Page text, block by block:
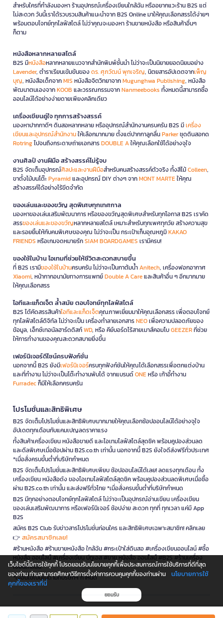
สำหรับใครที่กำลังมองหา ร้านอุปกรณ์เครื่องเขียนใกล้ฉัน หรืออยากแวะร้าน B2S แต่
ไม่สะดวก วันนี้เราได้รวบรวมสินค้าแนะนำจาก B2S Online มาให้คุณเลือกสรรได้ง่ายๆ
พร้อมตอบโจทย์ทุกไลฟ์สไตล์ ไม่ว่าคุณจะมองหา ร้านขายหนังสือ หรือสินค้าอื่นๆ
ก็ตาม
หนังสือหลากหลายสไตล์
B2S มีหนังสือหลากหลายแนวจากสำนักพิมพ์ชั้นนำ ไม่ว่าจะเป็นนิยายยอดนิยมอย่าง
Lavender, ตำราเรียนเข้มข้นของดร. ศุภวัฒน์ พุกเจริญ, นิตยสารอัปเดตจากเพ็ญ
บุญ, หนังสือเด็กจากMIS หนังสือจิตวิทยาจากMugunghwa Publishing, หนังสือ
พัฒนาตนเองจากKOOB และวรรณกรรมจากNanmeebooks ทั้งหมดนี้สามารถซื้อ
ออนไลน์ได้อย่างง่ายดายเพียงคลิกเดียว
เครื่องเขียนคู่ใจ ทุกการสร้างสรรค์
มองหาปากกาดีๆ ดินสอหลากหลาย หรืออุปกรณ์สำนักงานครบครัน B2S มีเครื่อง
เขียนและอุปกรณ์สำนักงานให้เลือกมากมาย ตั้งแต่ปากกาลูกลื่นParkerชุดดินสอกด
Rotringไปจนถึงกระดาษถ่ายเอกสารDOUBLE Aให้คุณเลือกใช้ได้อย่างจุใจ
งานศิลป์ งานฝีมือ สร้างสรรค์ไม่รู้จบ
B2S จัดเต็มอุปกรณ์ศิลปะและงานฝีมือสำหรับคนสร้างสรรค์ตัวจริง ทั้งสีไม้Colleen,
ขาตั้งไม้บนโต๊ะPyramidและอุปกรณ์ DIY ต่างๆ จากMONT MARTEให้คุณ
สร้างสรรค์ได้อย่างไร้ขีดจำกัด
ของเล่นและของขวัญ สุดพิเศษทุกเทศกาล
มองหาของเล่นเสริมพัฒนาการ หรือของขวัญสุดพิเศษสำหรับทุกโอกาส B2S เราคัด
สรรของเล่นและของขวัญหลากหลายสไตล์ เหมาะสำหรับทุกเพศทุกวัย สร้างความสุข
และรอยยิ้มให้กับคนพิเศษของคุณ ไม่ว่าจะเป็น กระเป๋าเก็บอุณหภูมิKAKAO
FRIENDS หรือเกมจดหมายรักSIAM BOARDGAMES เรามีครบ!
ของใช้ในบ้าน ไอเทมที่ช่วยให้ชีวิตสะดวกสบายขึ้น
ที่ B2S เรามีของใช้ในบ้านครบครัน ไม่ว่าจะเป็นกาต้มน้ำAnitech, เครื่องฟอกอากาศ
Xiaomi, หน้ากากอนามัยทางการแพทย์Double A Careและสินค้าอื่น ๆ อีกมากมาย
ให้คุณเลือกสรร
ไอทีและแก็ดเจ็ต ล้ำสมัย ตอบโจทย์ทุกไลฟ์สไตล์
B2S ได้คัดสรรสินค้าไอทีและแก็ดเจ็ตคุณภาพเยี่ยมมาให้คุณเลือกสรร เพื่อตอบโจทย์
ทุกไลฟ์สไตล์ดิจิทัล ไม่ว่าจะเป็น เครื่องทำลายเอกสารNEOเพื่อความปลอดภัยของ
ข้อมูล, เอ็กซ์เทอนัลฮาร์ดดิสก์WD, หรือ คีย์บอร์ดไร้สายเมาส์คอมโบGEEZERที่ช่วย
ให้การทำงานของคุณสะดวกสบายยิ่งขึ้น
เฟอร์นิเจอร์ดีไซน์ครบฟังก์ชั่น
นอกจากนี้ B2S ยังมีเฟอร์นิเจอร์ครบทุกฟังก์ชันให้คุณได้เลือกสรรเพื่อตกแต่งบ้าน
และที่ทำงาน ไม่ว่าจะเป็นโต๊ะทำงานพับได้ จากแบรนด์ONEหรือ เก้าอี้ทำงาน
Furradecก็มีให้เลือกครบครัน
โปรโมชั่นและสิทธิพิเศษ
B2S จัดเต็มโปรโมชั่นและสิทธิพิเศษมากมายให้คุณเลือกช้อปออนไลน์ได้อย่างจุใจ
อัปเดตทุกเดือนกับแคมเปญลดราคาแรง
ทั้งสินค้าเครื่องเขียน หนังสือขายดี และไอเทมไลฟ์สไตล์สุดชิค พร้อมคูปองส่วนลด
และดีลพิเศษเมื่อช้อปผ่าน B2S.co.th เท่านั้น นอกจากนี้ B2S ยังใจดีส่งฟรีทั่วประเทศ
*เมื่อสั่งครบขั้นต่ำที่บริษัทกำหนด
B2S จัดเต็มโปรโมชั่นและสิทธิพิเศษเพียบ ช้อปออนไลน์ได้เลย! ลดแรงทุกเดือน ทั้ง
เครื่องเขียน หนังสือดัง ของไอเทมไลฟ์สไตล์สุดชิค พร้อมคูปองส่วนลดพิเศษเมื่อซื้อ
ผ่าน B2S.co.th เท่านั้น และส่งฟรีทั่วไทย *เมื่อสั่งครบขั้นต่ำที่บริษัทกำหนด
B2S มีทุกอย่างตอบโจทย์ทุกไลฟ์สไตล์ ไม่ว่าจะเป็นอุปกรณ์อ่านเขียน เครื่องเขียน
ของเล่นเสริมพัฒนาการ หรือเฟอร์นิเจอร์ ช้อปง่าย สะดวก ทุกที่ ทุกเวลา แค่มี App
B2S
สมัคร B2S Club รับข่าวสารโปรโมชั่นก่อนใคร และสิทธิพิเศษเฉพาะสมาชิก! คลิกเลย
👉 สมัครสมาชิกเลย!
#ร้านหนังสือ #ร้านขายหนังสือ ใกล้ฉัน #กระเป๋าใส่ดินสอ #เครื่องเขียนออนไลน์ #ซื้อ
หนังสือ ออนไลน์ #เครื่องเขียน บีทูเอส #ขาย หนังสือ ออนไลน์ #B2S #ร้านเครื่อง
เขียนใกล้ฉัน
*เงื่อนไขเป็นไปตามที่บริษัทฯ กำหนด
is a company operating under
เว็บไซต์นี้มีการใช้คุกกี้ โปรดยอมรับนโยบายคุกกี้เพื่อประสบการณ์การใช้บริการที่ดีที่สุด
ของท่าน ท่านสามารถศึกษาวิธีการตั้งค่าการควบคุมคุกกี้ของท่านผ่าน
นโยบายการใช้
คุกกี้ของเราที่นี่
ยอมรับ